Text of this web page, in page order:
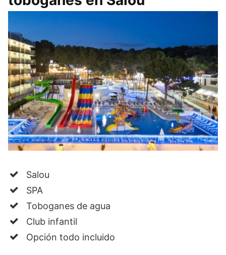
Salou
SPA
Toboganes de agua
Club infantil
Opción todo incluido